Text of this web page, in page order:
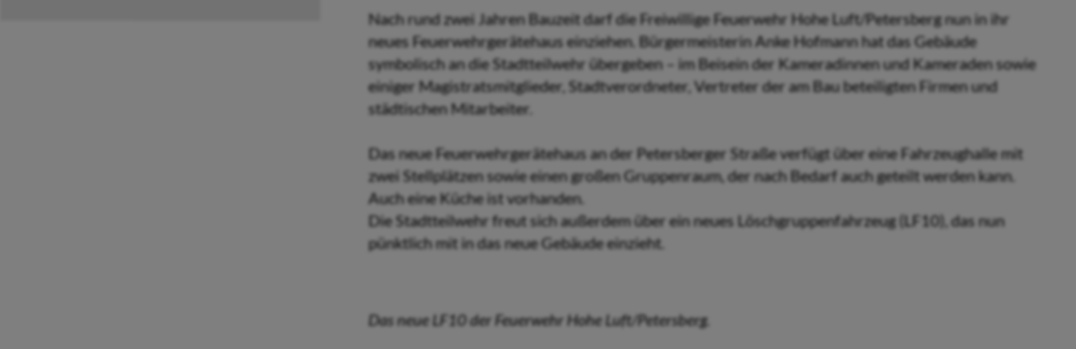
Nach rund zwei Jahren Bauzeit darf die Freiwillige Feuerwehr Hohe Luft/Petersberg nun in ihr
neues Feuerwehrgerätehaus einziehen. Bürgermeisterin Anke Hofmann hat das Gebäude
symbolisch an die Stadtteilwehr übergeben – im Beisein der Kameradinnen und Kameraden sowie
einiger Magistratsmitglieder, Stadtverordneter, Vertreter der am Bau beteiligten Firmen und
städtischen Mitarbeiter.
Das neue Feuerwehrgerätehaus an der Petersberger Straße verfügt über eine Fahrzeughalle mit
zwei Stellplätzen sowie einen großen Gruppenraum, der nach Bedarf auch geteilt werden kann.
Auch eine Küche ist vorhanden.
Die Stadtteilwehr freut sich außerdem über ein neues Löschgruppenfahrzeug (LF10), das nun
pünktlich mit in das neue Gebäude einzieht.
Das neue LF10 der Feuerwehr Hohe Luft/Petersberg.